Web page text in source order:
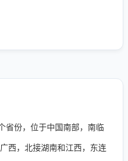
省份，位于中国南部，南临
西，北接湖南和江西，东连